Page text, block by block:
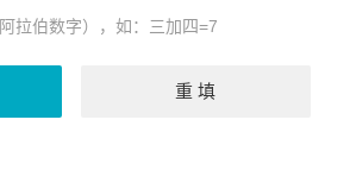
拉伯数字），如：三加四=7